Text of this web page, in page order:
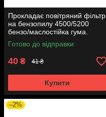
Прокладає повітряний фільтр
на бензопилу 4500/5200
бензо/маслостійка гума.
Готово до відправки
40 ₴ 41 ₴
Купити
–2%